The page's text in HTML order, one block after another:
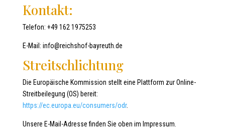
Kontakt:
Telefon: +49 162 1975253
E-Mail: info@reichshof-bayreuth.de
Streitschlichtung
Die Europäische Kommission stellt eine Plattform zur Online-
Streitbeilegung (OS) bereit:
https://ec.europa.eu/consumers/odr.
Unsere E-Mail-Adresse finden Sie oben im Impressum.